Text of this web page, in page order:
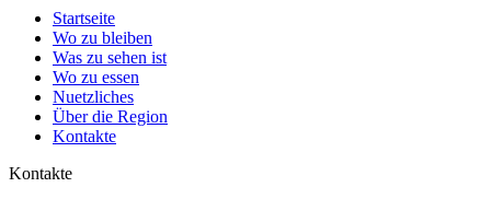
Startseite
Wo zu bleiben
Was zu sehen ist
Wo zu essen
Nuetzliches
Über die Region
Kontakte
Kontakte